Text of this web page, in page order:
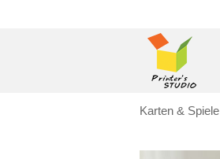
Karten & Spiele